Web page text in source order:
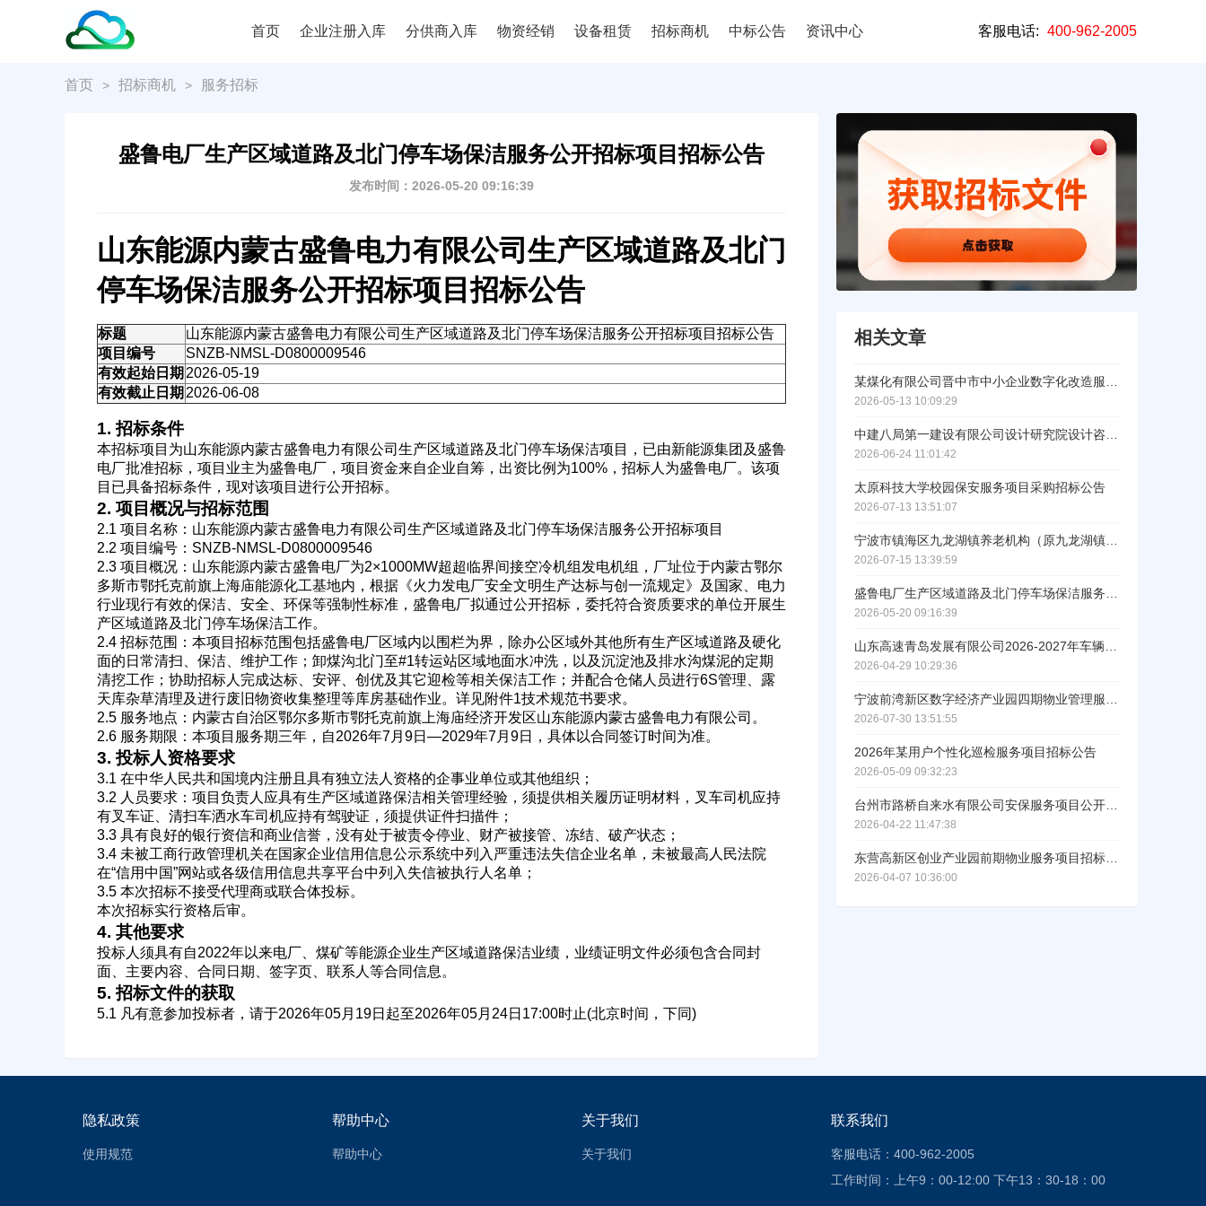
首页 企业注册入库 分供商入库 物资经销 设备租赁 招标商机 中标公告 资讯中心 客服电话: 400-962-2005
首页 > 招标商机 > 服务招标
盛鲁电厂生产区域道路及北门停车场保洁服务公开招标项目招标公告
发布时间：2026-05-20 09:16:39
山东能源内蒙古盛鲁电力有限公司生产区域道路及北门
停车场保洁服务公开招标项目招标公告
标题
山东能源内蒙古盛鲁电力有限公司生产区域道路及北门停车场保洁服务公开招标项目招标公告
项目编号
SNZB-NMSL-D0800009546
有效起始日期 2026-05-19
有效截止日期 2026-06-08
1. 招标条件
本招标项目为山东能源内蒙古盛鲁电力有限公司生产区域道路及北门停车场保洁项目，已由新能源集团及盛鲁
电厂批准招标，项目业主为盛鲁电厂，项目资金来自企业自筹，出资比例为100%，招标人为盛鲁电厂。该项
目已具备招标条件，现对该项目进行公开招标。
2. 项目概况与招标范围
2.1 项目名称：山东能源内蒙古盛鲁电力有限公司生产区域道路及北门停车场保洁服务公开招标项目
2.2 项目编号：SNZB-NMSL-D0800009546
2.3 项目概况：山东能源内蒙古盛鲁电厂为2×1000MW超超临界间接空冷机组发电机组，厂址位于内蒙古鄂尔
多斯市鄂托克前旗上海庙能源化工基地内，根据《火力发电厂安全文明生产达标与创一流规定》及国家、电力
行业现行有效的保洁、安全、环保等强制性标准，盛鲁电厂拟通过公开招标，委托符合资质要求的单位开展生
产区域道路及北门停车场保洁工作。
2.4 招标范围：本项目招标范围包括盛鲁电厂区域内以围栏为界，除办公区域外其他所有生产区域道路及硬化
面的日常清扫、保洁、维护工作；卸煤沟北门至#1转运站区域地面水冲洗，以及沉淀池及排水沟煤泥的定期
清挖工作；协助招标人完成达标、安评、创优及其它迎检等相关保洁工作；并配合仓储人员进行6S管理、露
天库杂草清理及进行废旧物资收集整理等库房基础作业。详见附件1技术规范书要求。
2.5 服务地点：内蒙古自治区鄂尔多斯市鄂托克前旗上海庙经济开发区山东能源内蒙古盛鲁电力有限公司。
2.6 服务期限：本项目服务期三年，自2026年7月9日—2029年7月9日，具体以合同签订时间为准。
3. 投标人资格要求
3.1 在中华人民共和国境内注册且具有独立法人资格的企事业单位或其他组织；
3.2 人员要求：项目负责人应具有生产区域道路保洁相关管理经验，须提供相关履历证明材料，叉车司机应持
有叉车证、清扫车洒水车司机应持有驾驶证，须提供证件扫描件；
3.3 具有良好的银行资信和商业信誉，没有处于被责令停业、财产被接管、冻结、破产状态；
3.4 未被工商行政管理机关在国家企业信用信息公示系统中列入严重违法失信企业名单，未被最高人民法院
在“信用中国”网站或各级信用信息共享平台中列入失信被执行人名单；
3.5 本次招标不接受代理商或联合体投标。
本次招标实行资格后审。
4. 其他要求
投标人须具有自2022年以来电厂、煤矿等能源企业生产区域道路保洁业绩，业绩证明文件必须包含合同封
面、主要内容、合同日期、签字页、联系人等合同信息。
5. 招标文件的获取
5.1 凡有意参加投标者，请于2026年05月19日起至2026年05月24日17:00时止(北京时间，下同)
相关文章
2026-05-13 10:09:29
2026-06-24 11:01:42
太原科技大学校园保安服务项目采购招标公告
2026-07-13 13:51:07
2026-07-15 13:39:59
2026-05-20 09:16:39
2026-04-29 10:29:36
2026-07-30 13:51:55
2026年某用户个性化巡检服务项目招标公告
2026-05-09 09:32:23
2026-04-22 11:47:38
2026-04-07 10:36:00
隐私政策
使用规范
帮助中心
帮助中心
关于我们
关于我们
联系我们
客服电话：400-962-2005
工作时间：上午9：00-12:00 下午13：30-18：00
欢迎入驻供应商 ဆ
公司名称 公司所在地
请选择省市
经办人 联系方式
填写联系电话后会有服务中心的工作人员给您致电！
立即入驻